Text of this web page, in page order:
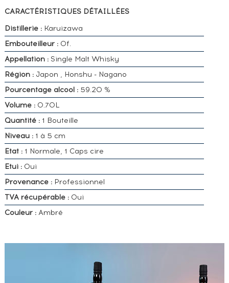
CARACTÉRISTIQUES DÉTAILLÉES
Distillerie :Karuizawa
Embouteilleur :Of.
Appellation :Single Malt Whisky
Région : Japon , Honshu - Nagano
Pourcentage alcool :59.20 %
Volume : 0.70L
Quantité :1 Bouteille
Niveau :1 à 5 cm
Etat :1 Normale, 1 Caps cire
Etui :Oui
Provenance :Professionnel
TVA récupérable :Oui
Couleur :Ambré
POSSÉDEZ